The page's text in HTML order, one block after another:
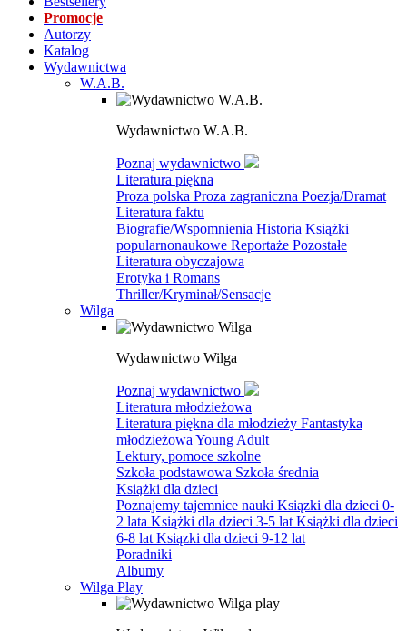
Promocje
Autorzy
Katalog
Wydawnictwa
W.A.B.
Wydawnictwo W.A.B.
Poznaj wydawnictwo
Literatura piękna
Proza polska Proza zagraniczna Poezja/Dramat
Literatura faktu
Biografie/Wspomnienia Historia Książki
popularnonaukowe Reportaże Pozostałe
Literatura obyczajowa
Erotyka i Romans
Thriller/Kryminał/Sensacje
Wilga
Wydawnictwo Wilga
Poznaj wydawnictwo
Literatura młodzieżowa
Literatura piękna dla młodzieży Fantastyka
młodzieżowa Young Adult
Lektury, pomoce szkolne
Szkoła podstawowa Szkoła średnia
Książki dla dzieci
Poznajemy tajemnice nauki Ksiązki dla dzieci 0-
2 lata Książki dla dzieci 3-5 lat Książki dla dzieci
6-8 lat Ksiązki dla dzieci 9-12 lat
Poradniki
Albumy
Wilga Play